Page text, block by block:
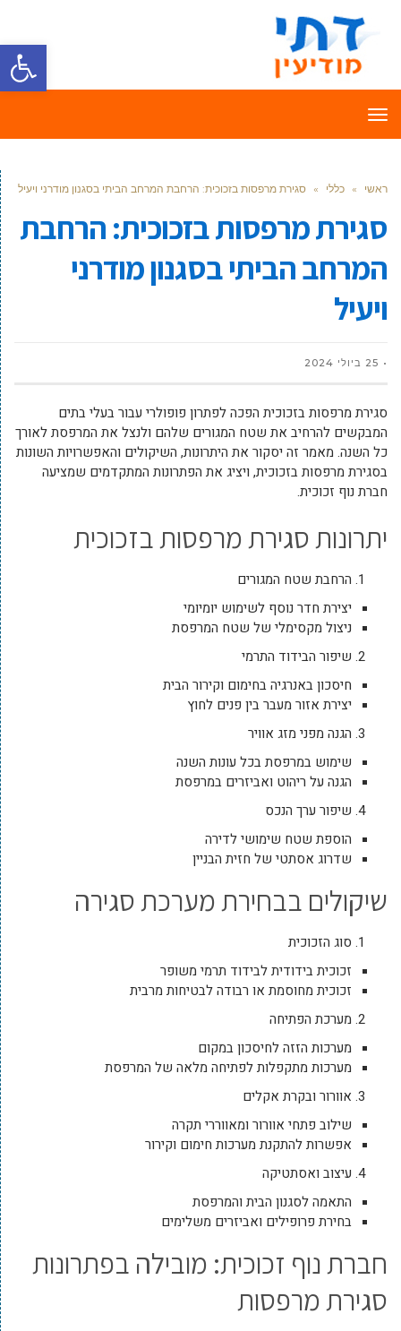
פתח
תפריט
ראשי » כללי » סגירת מרפסות בזכוכית: הרחבת המרחב הביתי בסגנון מודרני ויעיל
סגירת מרפסות בזכוכית: הרחבת
המרחב הביתי בסגנון מודרני
ויעיל
25 ביולי 2024
סגירת מרפסות בזכוכית הפכה לפתרון פופולרי עבור בעלי בתים
המבקשים להרחיב את שטח המגורים שלהם ולנצל את המרפסת לאורך
כל השנה. מאמר זה יסקור את היתרונות, השיקולים והאפשרויות השונות
בסגירת מרפסות בזכוכית, ויציג את הפתרונות המתקדמים שמציעה
חברת נוף זכוכית.
יתרונות סגירת מרפסות בזכוכית
הרחבת שטח המגורים
יצירת חדר נוסף לשימוש יומיומי
ניצול מקסימלי של שטח המרפסת
שיפור הבידוד התרמי
חיסכון באנרגיה בחימום וקירור הבית
יצירת אזור מעבר בין פנים לחוץ
הגנה מפני מזג אוויר
שימוש במרפסת בכל עונות השנה
הגנה על ריהוט ואביזרים במרפסת
שיפור ערך הנכס
הוספת שטח שימושי לדירה
שדרוג אסתטי של חזית הבניין
שיקולים בבחירת מערכת סגירה
סוג הזכוכית
זכוכית בידודית לבידוד תרמי משופר
זכוכית מחוסמת או רבודה לבטיחות מרבית
מערכת הפתיחה
מערכות הזזה לחיסכון במקום
מערכות מתקפלות לפתיחה מלאה של המרפסת
אוורור ובקרת אקלים
שילוב פתחי אוורור ומאווררי תקרה
אפשרות להתקנת מערכות חימום וקירור
עיצוב ואסתטיקה
התאמה לסגנון הבית והמרפסת
בחירת פרופילים ואביזרים משלימים
חברת נוף זכוכית: מובילה בפתרונות
סגירת מרפסות